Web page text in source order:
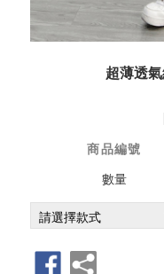
超薄透
商品編號
數量